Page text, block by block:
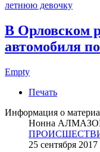
летнюю девочку
В Орловском
автомобиля
Empty
Печать
Информация о
Нонна
25 сентября 2017